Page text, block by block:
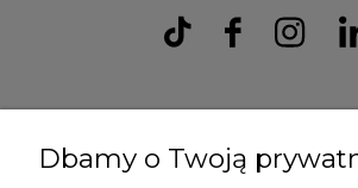
Ulex Sp. z O.O. , ul. T.T. Jeża 15, 43-300
9372470787
Dbamy o Twoją